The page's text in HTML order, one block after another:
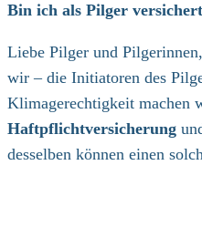
Bin ich als Pilger
Liebe Pilger und Pilgerinnen,
wir – die Initiatoren des
Klimagerechtigkeit machen
Haftpflichtversicherung
desselben können einen